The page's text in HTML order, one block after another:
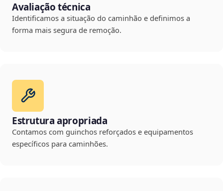
Avaliação técnica
Identificamos a situação do caminhão e definimos a
forma mais segura de remoção.
Estrutura apropriada
Contamos com guinchos reforçados e equipamentos
específicos para caminhões.